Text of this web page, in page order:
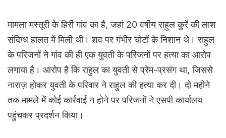
मामला मस्तूरी के हिर्री गांव का है, जहां 20 वर्षीय राहुल कुर्रे की लाश
संदिग्ध हालत में मिली थी। शव पर गंभीर चोटों के निशान थे। राहुल
के परिजनों ने गांव की ही एक युवती के परिजनों पर हत्या का आरोप
लगाया है। आरोप है कि राहुल का युवती से प्रेम-प्रसंग था, जिससे
नाराज़ होकर युवती के परिवार ने राहुल की हत्या कर दी। दो महीने
तक मामले में कोई कार्रवाई न होने पर परिजनों ने एसपी कार्यालय
पहुंचकर प्रदर्शन किया।